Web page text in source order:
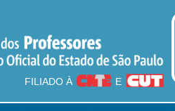
FILIADO À E